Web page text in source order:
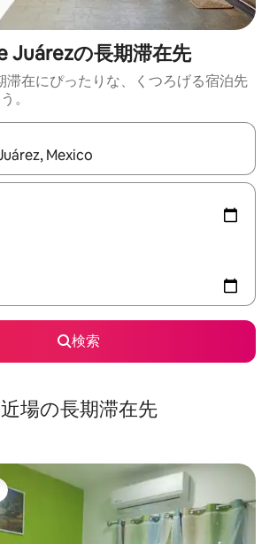
Juárezの長期滞在先
滞在にぴったりな、くつろげる宿泊先
。
れたら、上下の矢印キーを使って移動するか
検索
近場の長期滞在先